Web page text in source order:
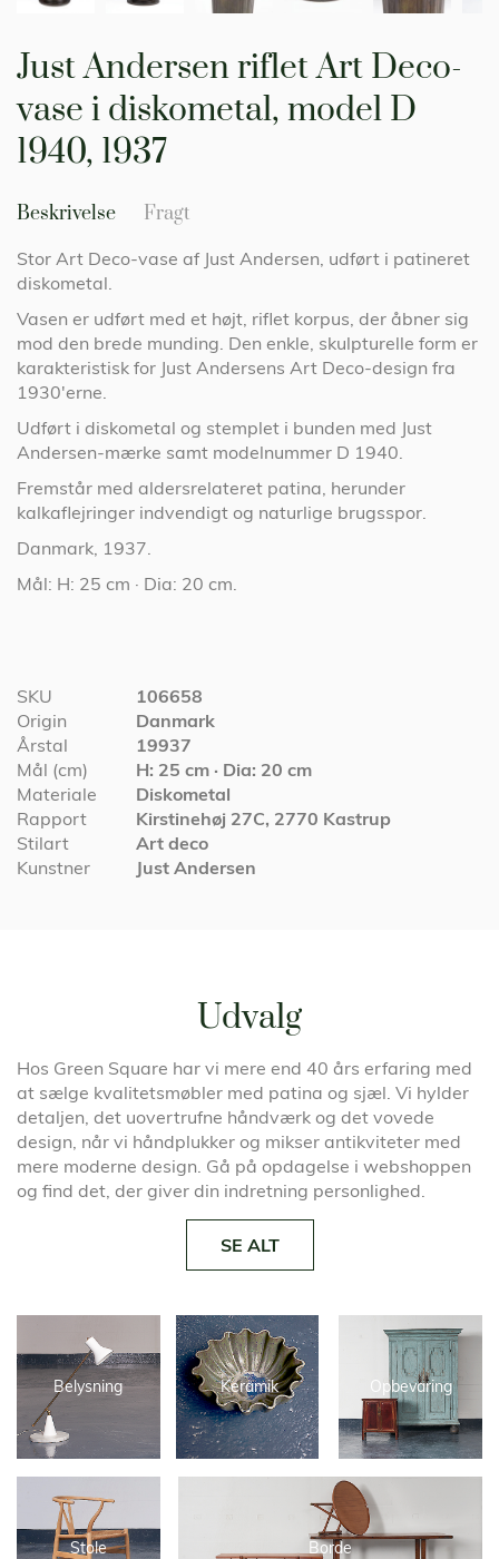
Just Andersen riflet Art Deco-
vase i diskometal, model D
1940, 1937
Beskrivelse
Stor Art Deco-vase af Just Andersen, udført i patineret
diskometal.
Vasen er udført med et højt, riflet korpus, der åbner sig
mod den brede munding. Den enkle, skulpturelle form er
karakteristisk for Just Andersens Art Deco-design fra
1930'erne.
Udført i diskometal og stemplet i bunden med Just
Andersen-mærke samt modelnummer D 1940.
Fremstår med aldersrelateret patina, herunder
kalkaflejringer indvendigt og naturlige brugsspor.
Danmark, 1937.
Mål: H: 25 cm · Dia: 20 cm.
Specifikationer
SKU
106658
Origin
Danmark
Årstal
19937
Mål (cm)
H: 25 cm · Dia: 20 cm
Materiale
Diskometal
Rapport
Kirstinehøj 27C, 2770 Kastrup
Stilart
Art deco
Kunstner
Just Andersen
Fragt
starten
billedgalleriet
Belysning Keramik Opbevaring
Stole Borde
Udvalg
Hos Green Square har vi mere end 40 års erfaring med
at sælge kvalitetsmøbler med patina og sjæl. Vi hylder
detaljen, det uovertrufne håndværk og det vovede
design, når vi håndplukker og mikser antikviteter med
mere moderne design. Gå på opdagelse i webshoppen
og find det, der giver din indretning personlighed.
SE ALT